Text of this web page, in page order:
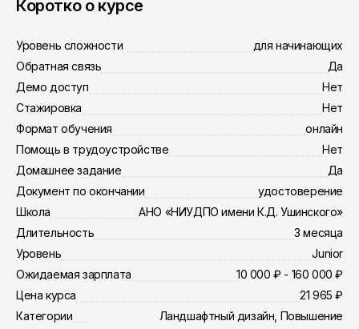
Коротко о курсе
Уровень сложности
для начинающих
Обратная связь
Да
Демо доступ
Нет
Стажировка
Нет
Формат обучения
онлайн
Помощь в трудоустройстве
Нет
Домашнее задание
Да
Документ по окончании
удостоверение
Школа
АНО «НИУДПО имени К.Д. Ушинского»
Длительность
3 месяца
Уровень
Junior
Ожидаемая зарплата
10 000 ₽ - 160 000 ₽
Цена курса
21 965 ₽
Категории
Ландшафтный дизайн, Повышение